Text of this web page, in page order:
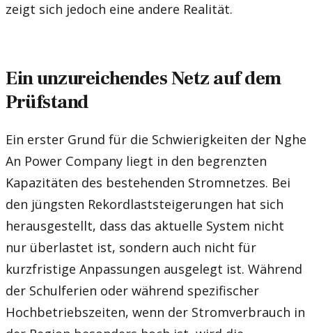
zeigt sich jedoch eine andere Realität.
Ein unzureichendes Netz auf dem
Prüfstand
Ein erster Grund für die Schwierigkeiten der Nghe
An Power Company liegt in den begrenzten
Kapazitäten des bestehenden Stromnetzes. Bei
den jüngsten Rekordlaststeigerungen hat sich
herausgestellt, dass das aktuelle System nicht
nur überlastet ist, sondern auch nicht für
kurzfristige Anpassungen ausgelegt ist. Während
der Schulferien oder während spezifischer
Hochbetriebszeiten, wenn der Stromverbrauch in